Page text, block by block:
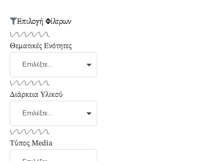
Επιλογή Φίλτρων
Θεματικές Ενότητες
Διάρκεια Υλικού
Τύπος Media